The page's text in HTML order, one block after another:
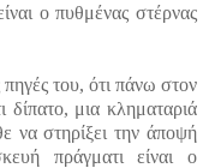
ο πυθμένας στέρνας
του, ότι πάνω στον
δίπατο, μια κληματαριά
να στηρίξει την άποψή
πράγματι είναι ο